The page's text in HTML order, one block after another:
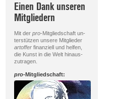
Einen Dank unseren
Mitgliedern
Mit der pro-Mitgliedschaft un-
terstützen unsere Mitglieder
artofferfinanziell und helfen,
die Kunst in die Welt hinaus-
zutragen.
pro-Mitgliedschaft: